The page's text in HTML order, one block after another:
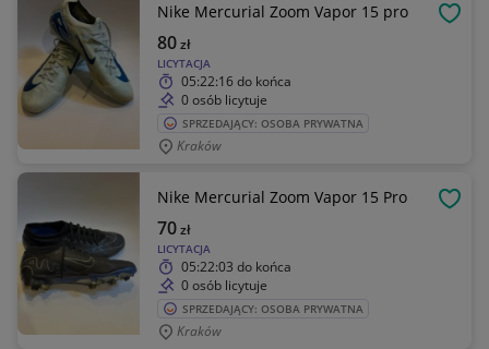
Nike Mercurial Zoom Vapor 15 pro
LICYTACJA
80zł
05:22:16do końca
0 osób licytuje
SPRZEDAJĄCY: OSOBA PRYWATNA
Kraków
Nike Mercurial Zoom Vapor 15 Pro
LICYTACJA
70zł
05:22:03 do końca
0 osób licytuje
SPRZEDAJĄCY: OSOBA PRYWATNA
Kraków